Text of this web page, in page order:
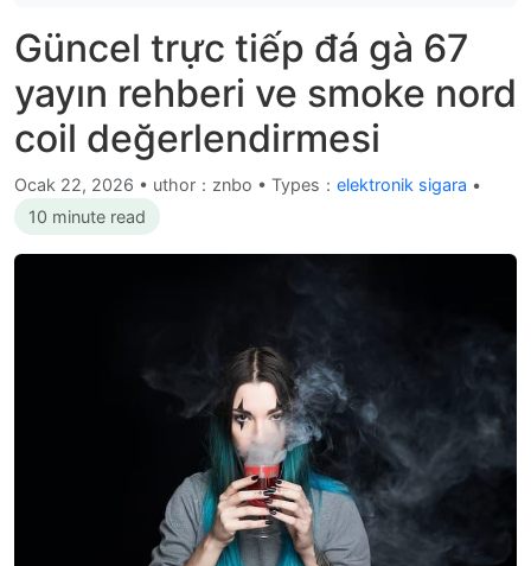
Güncel trực tiếp đá gà 67
yayın rehberi ve smoke nord
coil değerlendirmesi
Ocak 22, 2026 • uthor：znbo • Types： elektronik sigara •
10 minute read